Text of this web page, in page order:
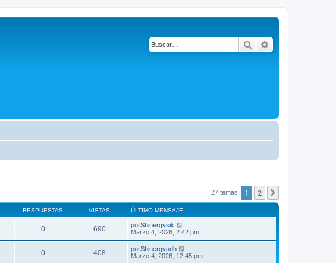
Buscar
27 temas 1 2
RESPUESTAS VISTAS ÚLTIMO MENSAJE
0 690 porShinergysik
Marzo 4, 2026, 2:42 pm
0 408 porShinergyodh
Marzo 4, 2026, 12:45 pm